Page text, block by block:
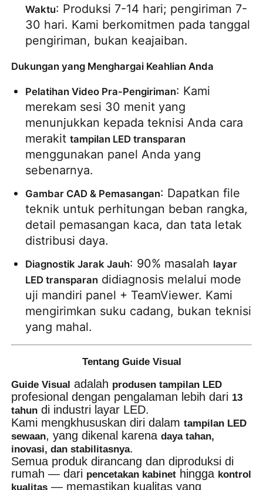
Waktu: Produksi 7-14 hari; pengiriman 7-
30 hari. Kami berkomitmen pada tanggal
pengiriman, bukan keajaiban.
Dukungan yang Menghargai Keahlian Anda
Pelatihan Video Pra-Pengiriman: Kami
merekam sesi 30 menit yang
menunjukkan kepada teknisi Anda cara
merakit tampilan LED transparan
menggunakan panel Anda yang
sebenarnya.
Gambar CAD & Pemasangan: Dapatkan file
teknik untuk perhitungan beban rangka,
detail pemasangan kaca, dan tata letak
distribusi daya.
Diagnostik Jarak Jauh: 90% masalah layar
LED transparan didiagnosis melalui mode
uji mandiri panel + TeamViewer. Kami
mengirimkan suku cadang, bukan teknisi
yang mahal.
Tentang Guide Visual
Guide Visual adalah produsen tampilan LED
profesional dengan pengalaman lebih dari 13
tahun di industri layar LED.
Kami mengkhususkan diri dalamtampilan LED
sewaan, yang dikenal karenadaya tahan,
inovasi, dan stabilitasnya.
Semua produk dirancang dan diproduksi di
rumah — dari pencetakan kabinet hingga kontrol
kualitas — memastikan kualitas yang